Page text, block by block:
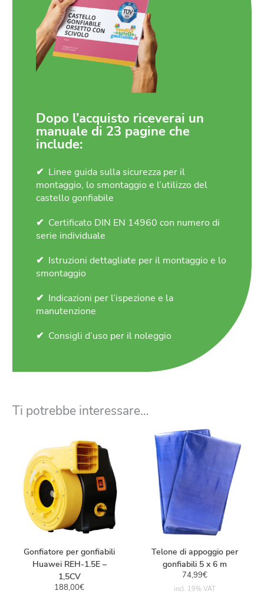
Dopo l’acquisto riceverai un
manuale di 23 pagine che
include:
Linee guida sulla sicurezza per il
montaggio, lo smontaggio e l’utilizzo del
castello gonfiabile
Certificato DIN EN 14960 con numero di
serie individuale
Istruzioni dettagliate per il montaggio e lo
smontaggio
Indicazioni per l’ispezione e la
manutenzione
Consigli d’uso per il noleggio
Ti potrebbe interessare…
Gonfiatore per gonfiabili
Huawei REH-1.5E –
1,5CV
188,00€
Telone di appoggio per
gonfiabili 5 x 6 m
74,99€
incl. 19% VAT